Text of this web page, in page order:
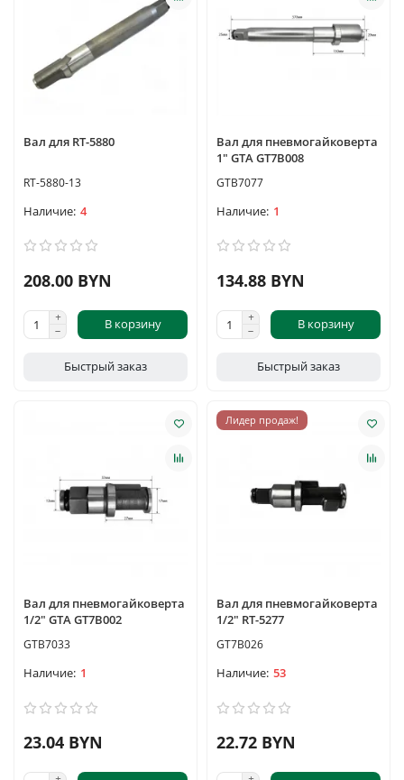
Вал для RT-5880
RT-5880-13
4
208.00 BYN
В корзину
Быстрый заказ
Вал для пневмогайковерта
1" GTA GT7B008
GTB7077
1
134.88 BYN
В корзину
Быстрый заказ
Вал для пневмогайковерта
1/2" GTA GT7B002
GTB7033
1
23.04 BYN
Лидер продаж!
Вал для пневмогайковерта
1/2" RT-5277
GT7B026
53
22.72 BYN